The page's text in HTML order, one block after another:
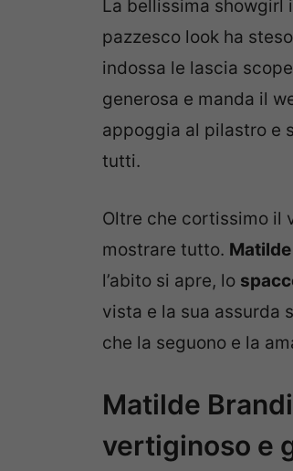
La bellissima showgirl
pazzesco look ha
indossa le lascia
generosa e manda il
appoggia al pilastro e
tutti.
Oltre che cortissimo il
mostrare tutto.
l’abito si apre, lo
vista e la sua assurda
che la seguono e la
Matilde
vertiginoso e